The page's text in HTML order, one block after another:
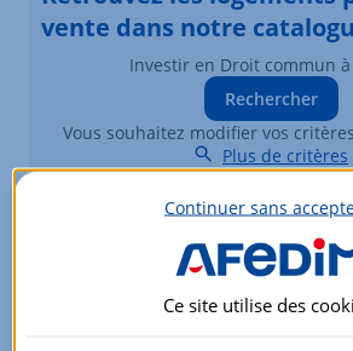
vente dans notre
Investir en Droit commun à
Rechercher
Vous souhaitez modifier vos
Plus de critères
Biens similaires à la vente
En fiscalité Droit commun à DIJON
Continuer sans
Ce site utilise des